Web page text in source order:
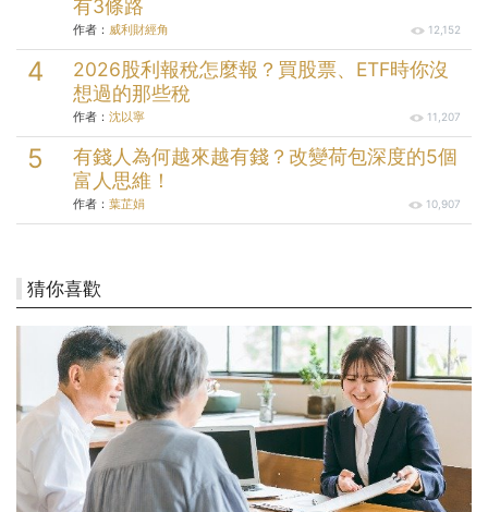
有3條路
作者： 威利財經角 12,152
2026股利報稅怎麼報？買股票、ETF時你沒
想過的那些稅
作者： 沈以寧 11,207
有錢人為何越來越有錢？改變荷包深度的5個
富人思維！
作者： 葉芷娟 10,907
猜你喜歡